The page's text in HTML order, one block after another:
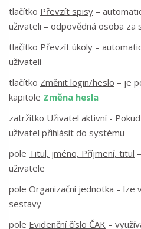
tlačítko Převzít spisy –
uživateli – odpovědná osoba za
tlačítko Převzít úkoly –
uživateli
tlačítko Změnit login/heslo – je
kapitole Změna hesla
zatržítko Uživatel aktivní-
uživatel přihlásit do systému
pole Titul, jméno, Příjmení, titul
uživatele
pole Organizační jednotka – lze
sestavy
pole Evidenční číslo ČAK –